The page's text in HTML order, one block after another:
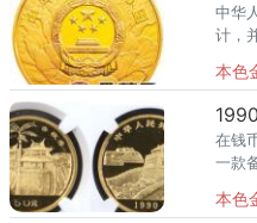
中华
计，
法定
本色
在钱
一款
币收
本色